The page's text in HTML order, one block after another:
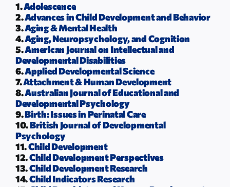
1.Adolescence
2.Advances in Child Development and Behavior
3.Aging & Mental Health
4.Aging, Neuropsychology, and Cognition
5.American Journal on Intellectual and
Developmental Disabilities
6.Applied Developmental Science
7.Attachment & Human Development
8.Australian Journal of Educational and
Developmental Psychology
9.Birth: Issues in Perinatal Care
10.British Journal of Developmental
Psychology
11.Child Development
12.Child Development Perspectives
13.Child Development Research
14.Child Indicators Research